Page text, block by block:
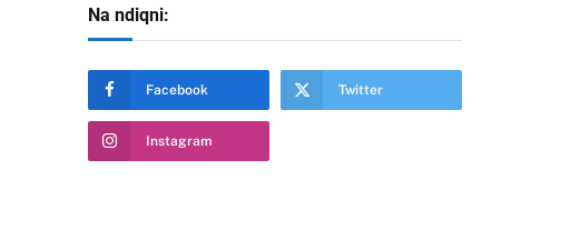
Na ndiqni:
Facebook Twitter
Instagram